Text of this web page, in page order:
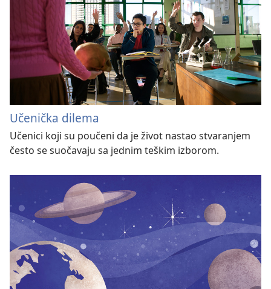
Učenička dilema
Učenici koji su poučeni da je život nastao stvaranjem
često se suočavaju sa jednim teškim izborom.